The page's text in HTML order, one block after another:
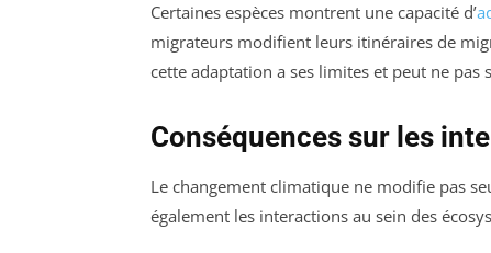
Certaines espèces montrent une capacité d’
migrateurs modifient leurs itinéraires de
cette adaptation a ses limites et peut ne
Conséquences sur les
Le changement climatique ne modifie pas
également les interactions au sein des